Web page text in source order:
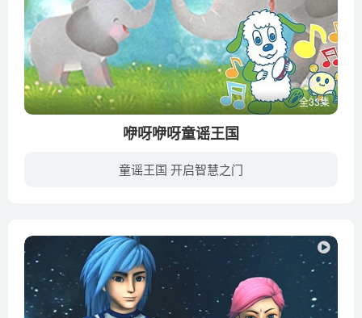
全33集
咿呀咿呀童谣王国
童谣王国 开启智慧之门